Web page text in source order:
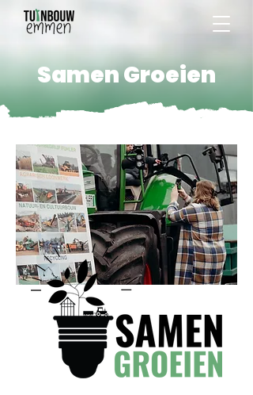
Samen Groeien